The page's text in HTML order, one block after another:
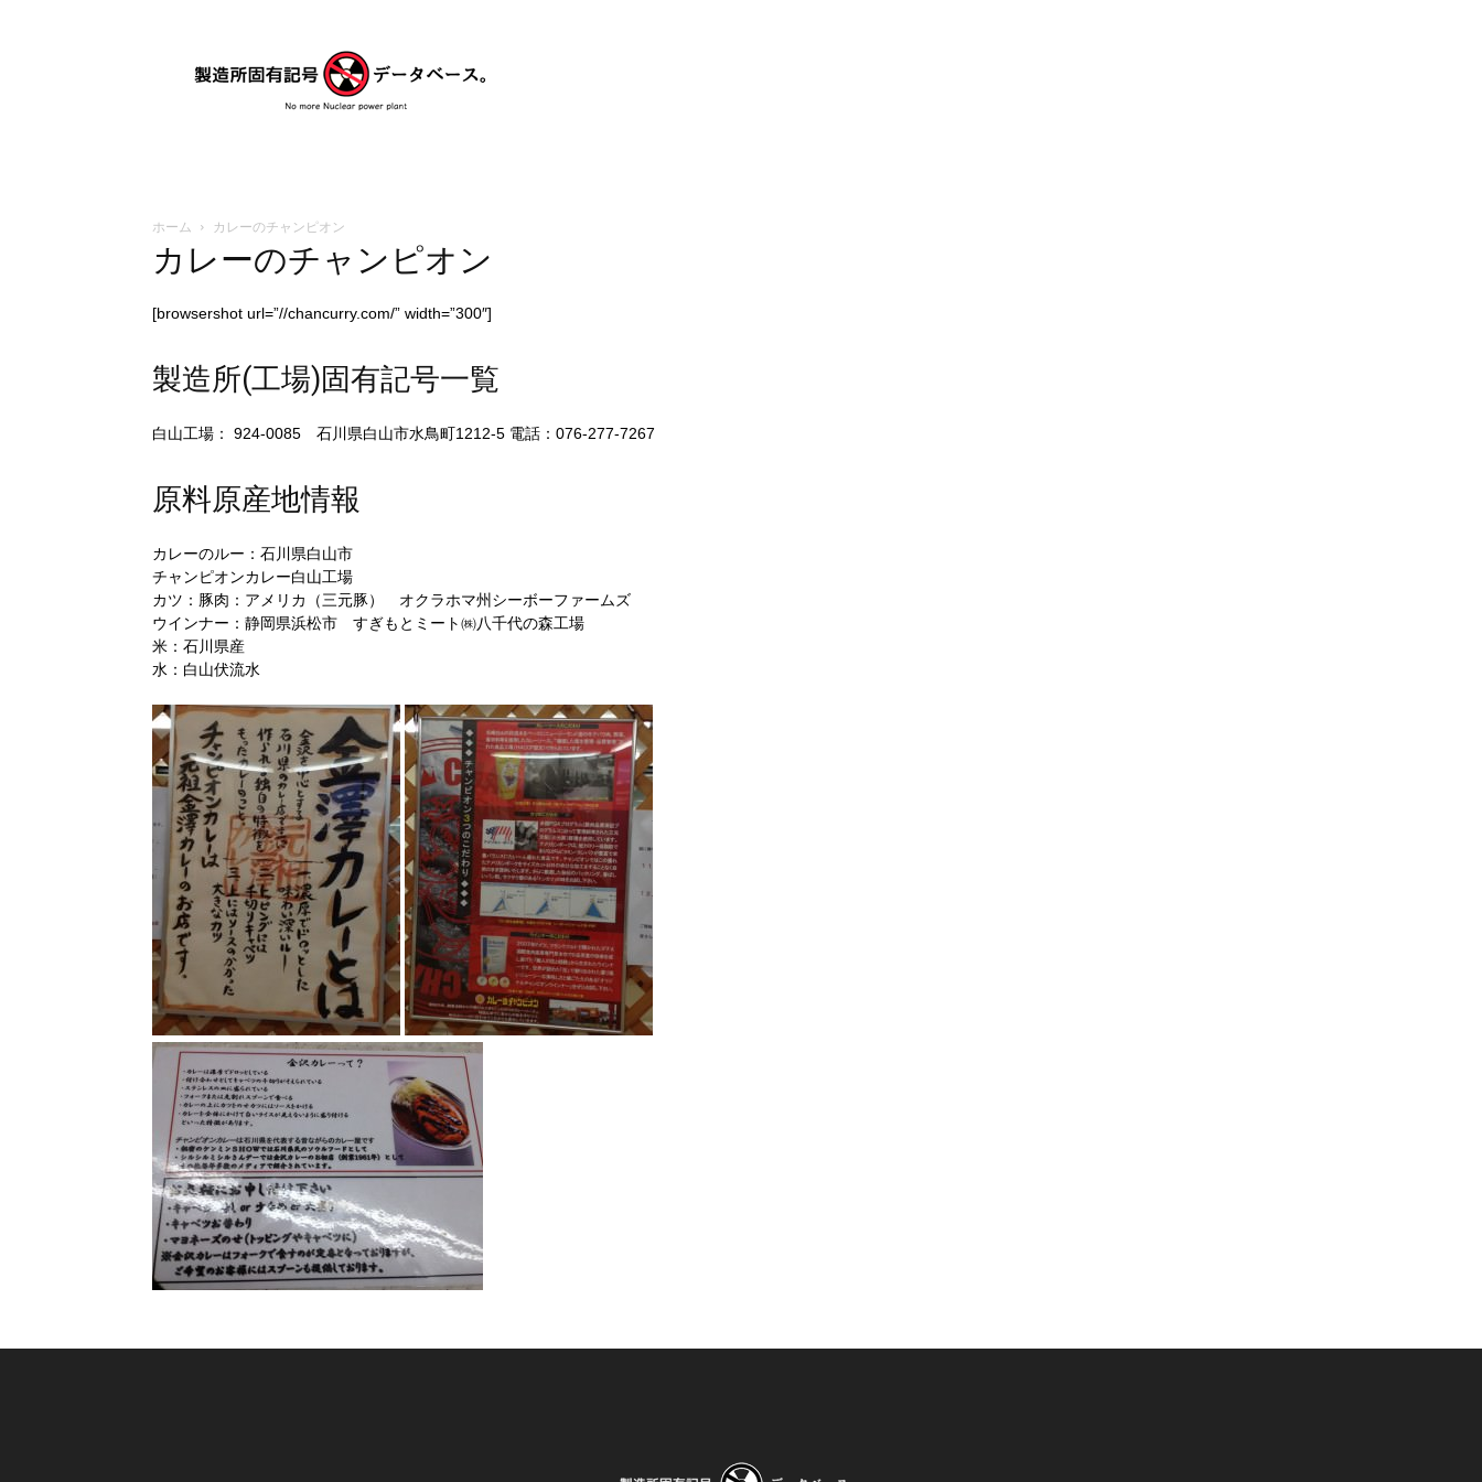
造
所
固
ー
ベ
ス
ホーム カレーのチャンピオン
カレーのチャンピオン
[browsershot url=”//chancurry.com/” width=”300″]
製造所(工場)固有記号一覧
白山工場： 924-0085 石川県白山市水鳥町1212-5 電話：076-277-7267
原料原産地情報
カレーのルー：石川県白山市
チャンピオンカレー白山工場
カツ：豚肉：アメリカ（三元豚） オクラホマ州シーボーファームズ
ウインナー：静岡県浜松市 すぎもとミート㈱八千代の森工場
米：石川県産
水：白山伏流水